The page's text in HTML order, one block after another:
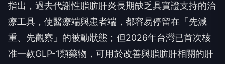
指出，過去代謝性脂肪肝炎長期缺乏具實證支持的治
療工具，使醫療端與患者端，都容易停留在「先減
重、先觀察」的被動狀態；但2026年台灣已首次核
准一款GLP-1類藥物，可用於改善與脂肪肝相關的肝